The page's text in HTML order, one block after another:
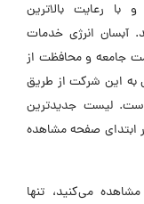
با رعایت بالاترین
آبسان انرژی خدمات
جامعه و محافظت از
به این شرکت از طریق
است. لیست جدیدترین
ابتدای صفحه مشاهده
می‌کنید، تنها